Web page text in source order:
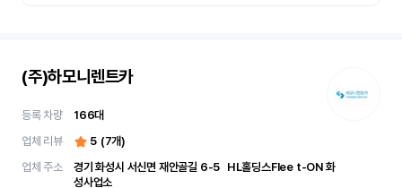
(주)하모니렌트카
등록 차량 166대
업체 리뷰
5 (7개)
업체 주소
경기 화성시 서신면 재안골길 6-5	 HL홀딩스Flee t-ON 화
성사업소